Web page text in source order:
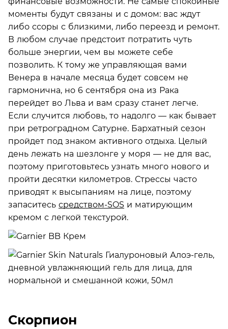
моменты будут связаны и с домом: вас ждут
либо ссоры с близкими, либо переезд и ремонт.
В любом случае предстоит потратить чуть
больше энергии, чем вы можете себе
позволить. К тому же управляющая вами
Венера в начале месяца будет совсем не
гармонична, но 6 сентября она из Рака
перейдет во Льва и вам сразу станет легче.
Если случится любовь, то надолго — как бывает
при ретроградном Сатурне. Бархатный сезон
пройдет под знаком активного отдыха. Целый
день лежать на шезлонге у моря — не для вас,
поэтому приготовьтесь узнать много нового и
пройти десятки километров. Стрессы часто
приводят к высыпаниям на лице, поэтому
запаситесь средством-SOS и матирующим
кремом с легкой текстурой.
Скорпион